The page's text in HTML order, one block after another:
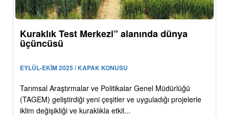
Kuraklık Test Merkezi” alanında dünya
üçüncüsü
EYLÜL-EKİM 2025 / KAPAK KONUSU
Tarımsal Araştırmalar ve Politikalar Genel Müdürlüğü
(TAGEM) geliştirdiği yeni çeşitler ve uyguladığı projelerle
iklim değişikliği ve kuraklıkla etkil...